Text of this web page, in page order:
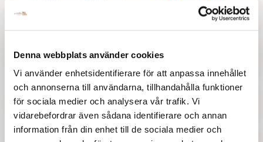
Denna webbplats använder cookies
Vi använder enhetsidentifierare för att anpassa innehållet
och annonserna till användarna, tillhandahålla funktioner
för sociala medier och analysera vår trafik. Vi
vidarebefordrar även sådana identifierare och annan
information från din enhet till de sociala medier och
Pris
Djeco - Animal Letters - U Djeco - Animal Letters - V